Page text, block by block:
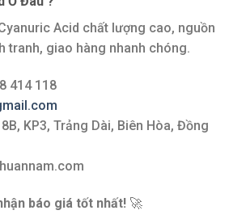
Acid chất lượng cao, nguồn
tranh, giao hàng nhanh chóng.
414 118
KP3, Trảng Dài, Biên Hòa, Đồng
báo giá tốt nhất! 🚀